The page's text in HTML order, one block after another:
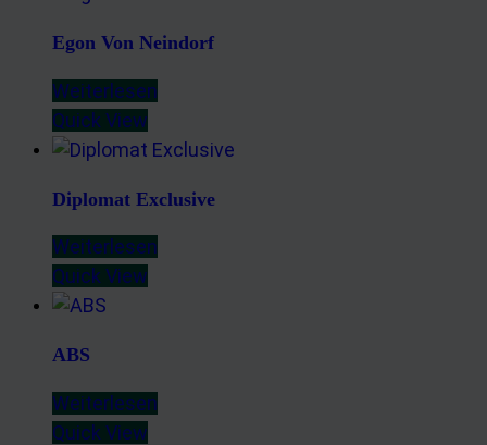
Egon Von Neindorf
Weiterlesen
Quick View
Diplomat Exclusive
Weiterlesen
Quick View
ABS
Weiterlesen
Quick View